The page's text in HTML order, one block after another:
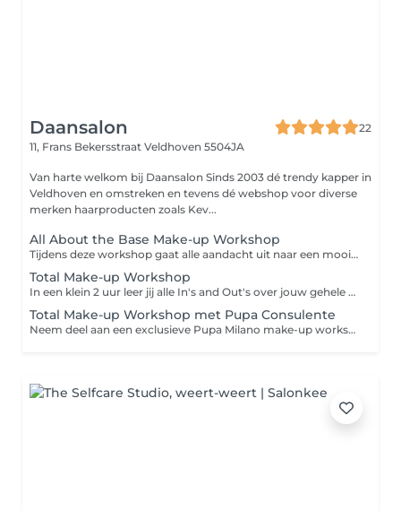
Daansalon
22
11, Frans Bekersstraat Veldhoven 5504JA
Van harte welkom bij Daansalon Sinds 2003 dé trendy kapper in
Veldhoven en omstreken en tevens dé webshop voor diverse
merken haarproducten zoals Kev...
All About the Base Make-up Workshop
Tijdens deze workshop gaat alle aandacht uit naar een mooie huidmake-up. Leer alles over de basis van huid-verbeterende en beschermende minerale make-up van Bellapierre en/ of Pupa milano het aanbrengen hiervan. Alles wordt stap voor stap uitgelegd waarna je natuurlijk zelf aan de slag gaat met het het aanbrengen hiervan. Voor deze workshop wordt is een vooraf betaling verplicht, hiervoor wordt automatisch contact met u opgenomen.
Total Make-up Workshop
In een klein 2 uur leer jij alle In's and Out's over jouw gehele make-up routine en hoe je deze zelf kunt toepassen. Geheel persoonlijk en op maat op jou wensen, huidtype en kleurtype afgestemd. Je kunt kiezen uit gewone of make-up op basis van mineralen of zelf een combinatie hiervan. Voor deze workshop wordt is een vooraf betaling verplicht, hiervoor wordt automatisch contact met u opgenomen.
Total Make-up Workshop met Pupa Consulente
Neem deel aan een exclusieve Pupa Milano make-up workshop onder leiding van Imke (een officiële Pupa consulente). Zij gaat je in een klein 2 uur alle In's and Out's laten zien en leren hoe je deze zelf kunt toepassen. Geheel persoonlijk en op maat op jou wensen, huidtype en kleurtype afgestemd. Voor deze workshop wordt is een vooraf betaling verplicht, hiervoor wordt automatisch contact met u opgenomen.